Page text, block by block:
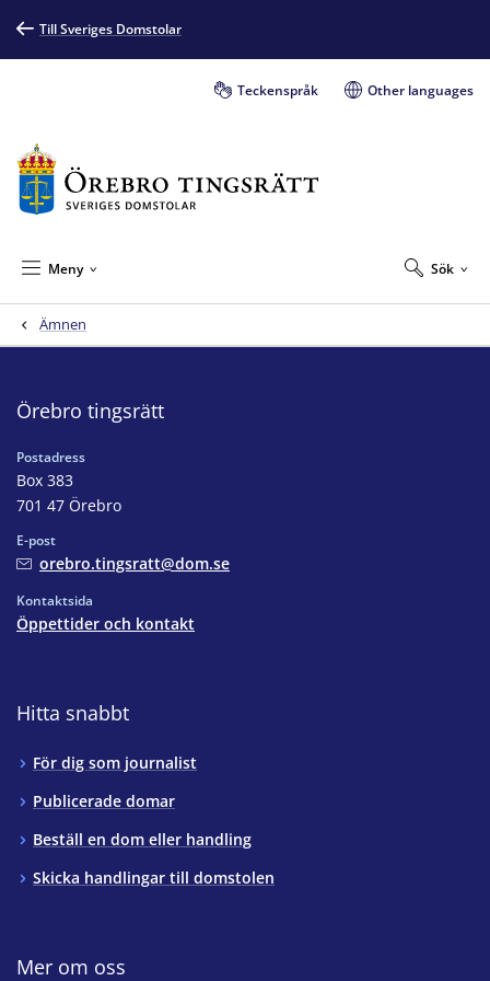
Till Sveriges Domstolar
Teckenspråk Other languages
Sök
Meny
Ämnen
Örebro tingsrätt
Postadress
Box 383
701 47 Örebro
E-post
orebro.tingsratt@dom.se
Kontaktsida
Öppettider och kontakt
Hitta snabbt
För dig som journalist
Publicerade domar
Beställ en dom eller handling
Skicka handlingar till domstolen
Mer om oss